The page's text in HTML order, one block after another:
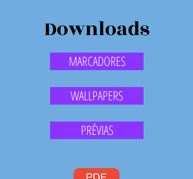
Downloads
MARCADORES
WALLPAPERS
PRÉVIAS